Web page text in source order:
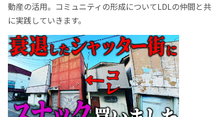
動産の活用。コミュニティの形成についてLDLの仲間と共
に実践していきます。